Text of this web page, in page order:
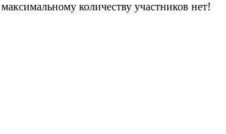
количеству участников нет!